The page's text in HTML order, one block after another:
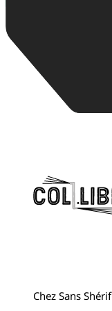
Chez Sans Shérif